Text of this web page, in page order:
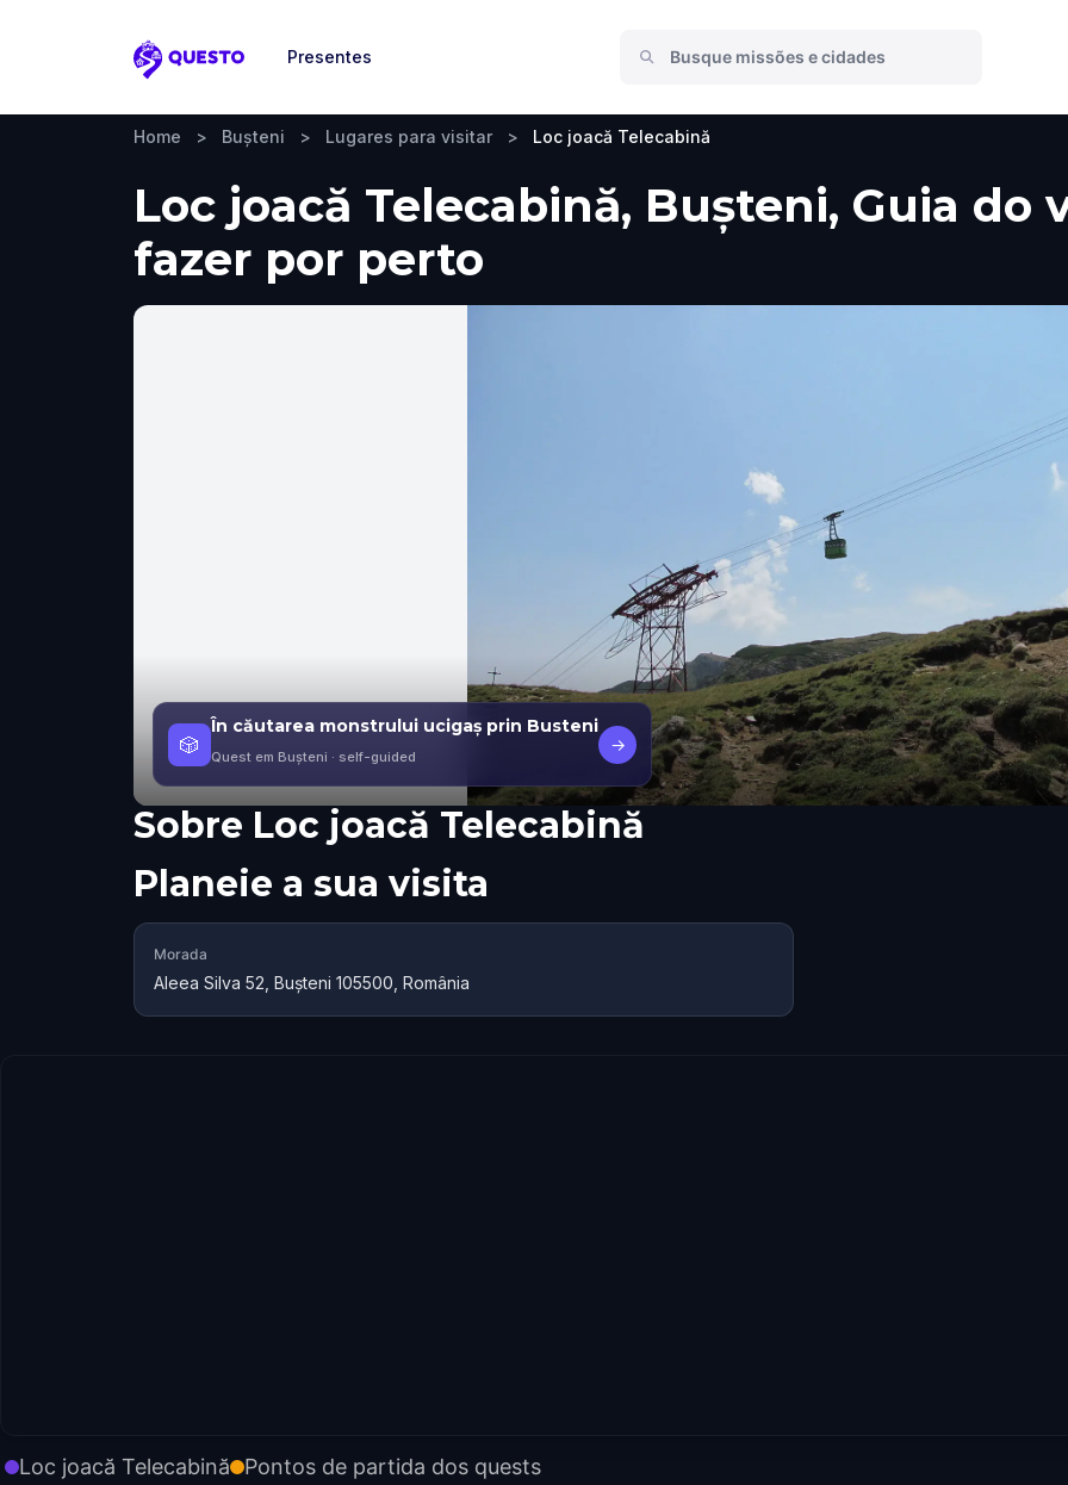
Questo
Presentes
Home > Bușteni > Lugares para visitar > Loc joacă Telecabină
Loc joacă Telecabină, Bușteni, Guia do
fazer por perto
🎲
În căutarea monstrului ucigaș prin Busteni
Quest em Bușteni · self-guided
→
Sobre Loc joacă Telecabină
Planeie a sua visita
Morada
Aleea Silva 52, Bușteni 105500, România
Loc joacă Telecabină Pontos de partida dos quests